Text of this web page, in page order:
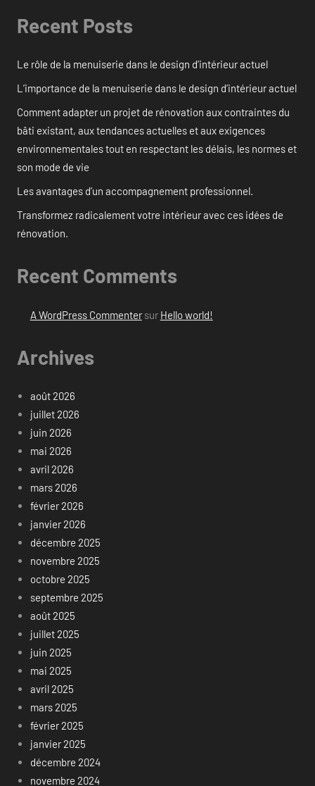
Recent Posts
Le rôle de la menuiserie dans le design d’intérieur actuel
L’importance de la menuiserie dans le design d’intérieur actuel
Comment adapter un projet de rénovation aux contraintes du
bâti existant, aux tendances actuelles et aux exigences
environnementales tout en respectant les délais, les normes et
son mode de vie
Les avantages d’un accompagnement professionnel.
Transformez radicalement votre intérieur avec ces idées de
rénovation.
Recent Comments
A WordPress Commentersur Hello world!
Archives
août 2026
juillet 2026
juin 2026
mai 2026
avril 2026
mars 2026
février 2026
janvier 2026
décembre 2025
novembre 2025
octobre 2025
septembre 2025
août 2025
juillet 2025
juin 2025
mai 2025
avril 2025
mars 2025
février 2025
janvier 2025
décembre 2024
novembre 2024